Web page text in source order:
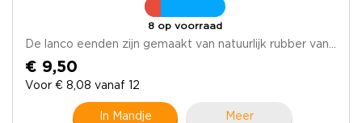
8 op voorraad
De lanco eenden zijn gemaakt van natuurlijk rubber van...
€ 9,50
Voor € 8,08 vanaf 12
In Mandje Meer